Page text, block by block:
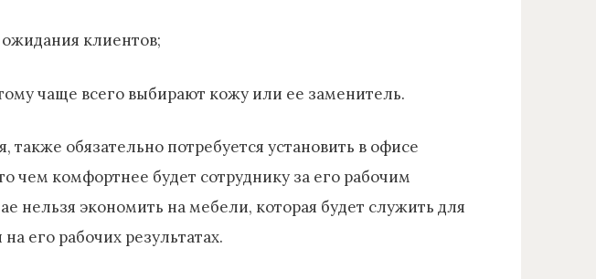
клиентов;
чаще всего выбирают кожу или ее заменитель.
обязательно потребуется установить в офисе
чем комфортнее будет сотруднику за его рабочим
нельзя экономить на мебели, которая будет служить для
его рабочих результатах.